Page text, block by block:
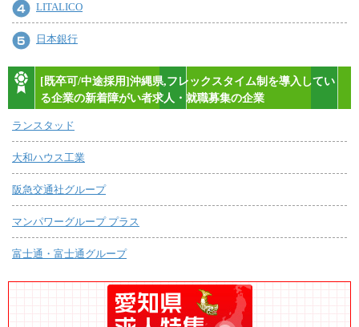
LITALICO
日本銀行
[既卒可/中途採用]沖縄県,フレックスタイム制を導入してい
る企業の新着障がい者求人・就職募集の企業
ランスタッド
大和ハウス工業
阪急交通社グループ
マンパワーグループ プラス
富士通・富士通グループ